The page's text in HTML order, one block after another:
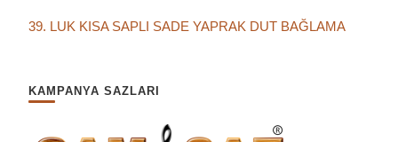
39. LUK KISA SAPLI SADE YAPRAK DUT BAĞLAMA
KAMPANYA SAZLARI